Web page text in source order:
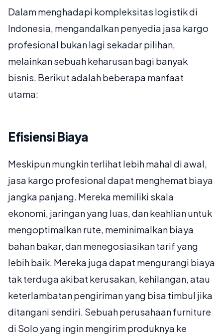
Dalam menghadapi kompleksitas logistik di
Indonesia, mengandalkan penyedia jasa kargo
profesional bukan lagi sekadar pilihan,
melainkan sebuah keharusan bagi banyak
bisnis. Berikut adalah beberapa manfaat
utama:
Efisiensi Biaya
Meskipun mungkin terlihat lebih mahal di awal,
jasa kargo profesional dapat menghemat biaya
jangka panjang. Mereka memiliki skala
ekonomi, jaringan yang luas, dan keahlian untuk
mengoptimalkan rute, meminimalkan biaya
bahan bakar, dan menegosiasikan tarif yang
lebih baik. Mereka juga dapat mengurangi biaya
tak terduga akibat kerusakan, kehilangan, atau
keterlambatan pengiriman yang bisa timbul jika
ditangani sendiri. Sebuah perusahaan furniture
di Solo yang ingin mengirim produknya ke